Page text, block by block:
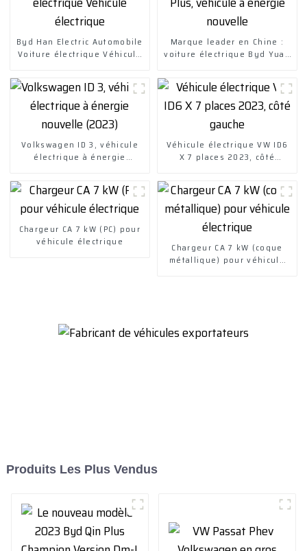
Byd Han Electric Automobile
Voiture électrique Véhicule
Marque leader en Chine :
voiture électrique Byd Yuan
Volkswagen ID 3, véhicule
électrique à énergie
Véhicule électrique VW ID6
X 7 places 2023, côté
Chargeur CA 7 kW (PC) pour
véhicule électrique
Chargeur CA 7 kW (coque
métallique) pour véhicule
Produits Les Plus Vendus